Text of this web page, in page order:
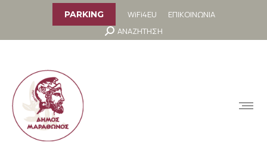
PARKING WiFi4EU
ΕΠΙΚΟΙΝΩΝΙΑ
Search:
ΑΝΑΖΗΤΗΣΗ